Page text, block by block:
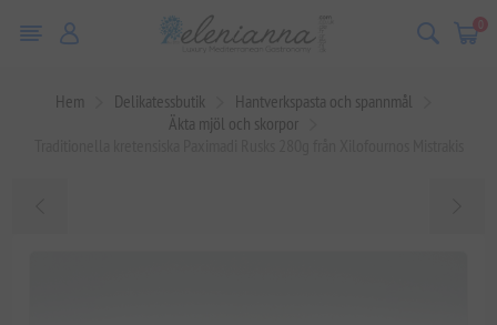
0
Hem Delikatessbutik
Hantverkspasta och spannmål
Äkta mjöl och skorpor